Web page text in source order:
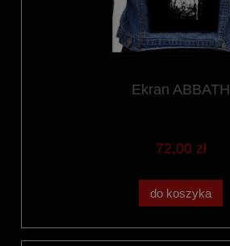
Ekran ABBATH
72,00 zł
do koszyka